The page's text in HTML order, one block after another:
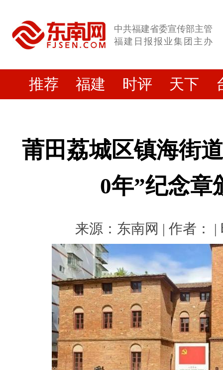
中共福建省委宣传部主管
福建日报报业集团主办
推荐 福建 时评 天下
莆田荔城区镇海街
0年”纪念章
来源：东南网 | 作者： |